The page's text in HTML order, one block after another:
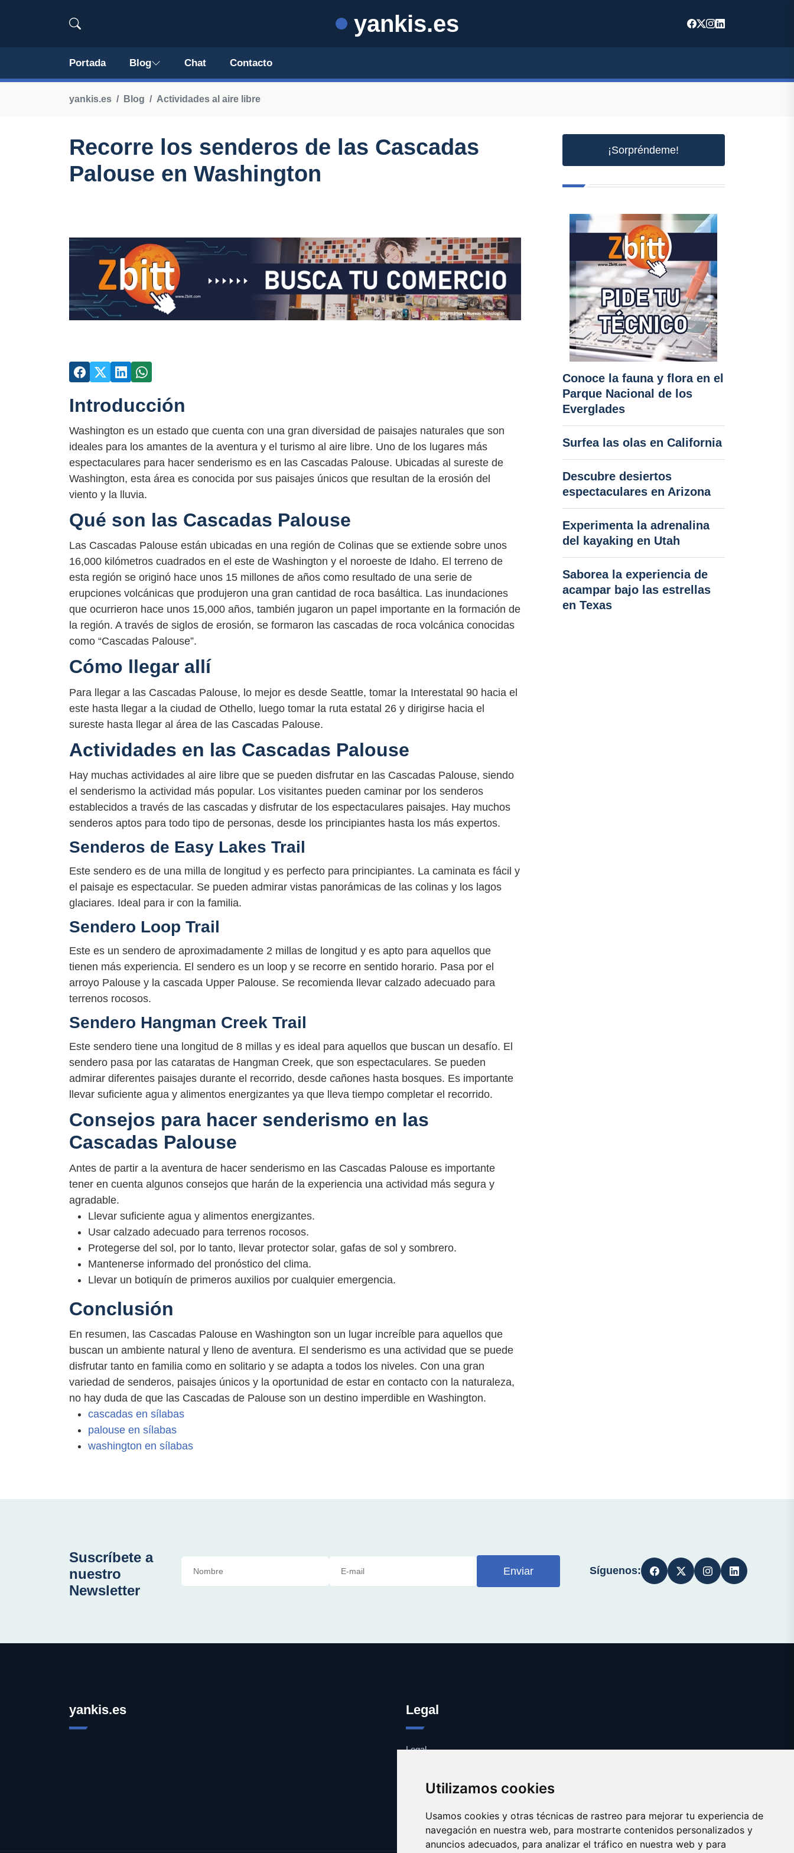
Utilizamos cookies
Usamos cookies y otras técnicas de rastreo para mejorar tu experiencia de
navegación en nuestra web, para mostrarte contenidos personalizados y
anuncios adecuados, para analizar el tráfico en nuestra web y para
yankis.es
Portada Blog Chat Contacto
yankis.es Blog Actividades al aire libre
Recorre los senderos de las Cascadas
Palouse en Washington
Introducción
Washington es un estado que cuenta con una gran diversidad de paisajes naturales que son
ideales para los amantes de la aventura y el turismo al aire libre. Uno de los lugares más
espectaculares para hacer senderismo es en las Cascadas Palouse. Ubicadas al sureste de
Washington, esta área es conocida por sus paisajes únicos que resultan de la erosión del
viento y la lluvia.
Qué son las Cascadas Palouse
Las Cascadas Palouse están ubicadas en una región de Colinas que se extiende sobre unos
16,000 kilómetros cuadrados en el este de Washington y el noroeste de Idaho. El terreno de
esta región se originó hace unos 15 millones de años como resultado de una serie de
erupciones volcánicas que produjeron una gran cantidad de roca basáltica. Las inundaciones
que ocurrieron hace unos 15,000 años, también jugaron un papel importante en la formación de
la región. A través de siglos de erosión, se formaron las cascadas de roca volcánica conocidas
como “Cascadas Palouse”.
Cómo llegar allí
Para llegar a las Cascadas Palouse, lo mejor es desde Seattle, tomar la Interestatal 90 hacia el
este hasta llegar a la ciudad de Othello, luego tomar la ruta estatal 26 y dirigirse hacia el
sureste hasta llegar al área de las Cascadas Palouse.
Actividades en las Cascadas Palouse
Hay muchas actividades al aire libre que se pueden disfrutar en las Cascadas Palouse, siendo
el senderismo la actividad más popular. Los visitantes pueden caminar por los senderos
establecidos a través de las cascadas y disfrutar de los espectaculares paisajes. Hay muchos
senderos aptos para todo tipo de personas, desde los principiantes hasta los más expertos.
Senderos de Easy Lakes Trail
Este sendero es de una milla de longitud y es perfecto para principiantes. La caminata es fácil y
el paisaje es espectacular. Se pueden admirar vistas panorámicas de las colinas y los lagos
glaciares. Ideal para ir con la familia.
Sendero Loop Trail
Este es un sendero de aproximadamente 2 millas de longitud y es apto para aquellos que
tienen más experiencia. El sendero es un loop y se recorre en sentido horario. Pasa por el
arroyo Palouse y la cascada Upper Palouse. Se recomienda llevar calzado adecuado para
terrenos rocosos.
Sendero Hangman Creek Trail
Este sendero tiene una longitud de 8 millas y es ideal para aquellos que buscan un desafío. El
sendero pasa por las cataratas de Hangman Creek, que son espectaculares. Se pueden
admirar diferentes paisajes durante el recorrido, desde cañones hasta bosques. Es importante
llevar suficiente agua y alimentos energizantes ya que lleva tiempo completar el recorrido.
Consejos para hacer senderismo en las
Cascadas Palouse
Antes de partir a la aventura de hacer senderismo en las Cascadas Palouse es importante
tener en cuenta algunos consejos que harán de la experiencia una actividad más segura y
agradable.
Llevar suficiente agua y alimentos energizantes.
Usar calzado adecuado para terrenos rocosos.
Protegerse del sol, por lo tanto, llevar protector solar, gafas de sol y sombrero.
Mantenerse informado del pronóstico del clima.
Llevar un botiquín de primeros auxilios por cualquier emergencia.
Conclusión
En resumen, las Cascadas Palouse en Washington son un lugar increíble para aquellos que
buscan un ambiente natural y lleno de aventura. El senderismo es una actividad que se puede
disfrutar tanto en familia como en solitario y se adapta a todos los niveles. Con una gran
variedad de senderos, paisajes únicos y la oportunidad de estar en contacto con la naturaleza,
no hay duda de que las Cascadas de Palouse son un destino imperdible en Washington.
cascadas en sílabas
palouse en sílabas
washington en sílabas
¡Sorpréndeme!
Conoce la fauna y flora en el
Parque Nacional de los
Everglades
Surfea las olas en California
Descubre desiertos
espectaculares en Arizona
Experimenta la adrenalina
del kayaking en Utah
Saborea la experiencia de
acampar bajo las estrellas
en Texas
Suscríbete a
nuestro
Newsletter
Enviar Síguenos:
yankis.es Legal
Legal
Contacto